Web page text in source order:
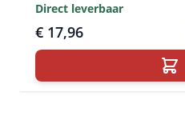
Direct leverbaar
€ 17,96